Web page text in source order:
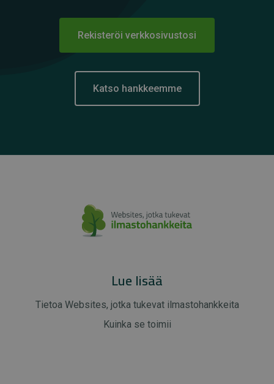
Rekisteröi verkkosivustosi
Katso hankkeemme
Lue lisää
Tietoa Websites, jotka tukevat ilmastohankkeita
Kuinka se toimii